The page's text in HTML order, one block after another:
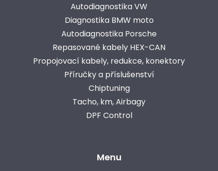
Autodiagnostika VW
Diagnostika BMW moto
Autodiagnostika Porsche
Repasované kabely HEX-CAN
Propojovací kabely, redukce, konektory
Příručky a příslušenství
Chiptuning
Tacho, km, Airbagy
DPF Control
Menu